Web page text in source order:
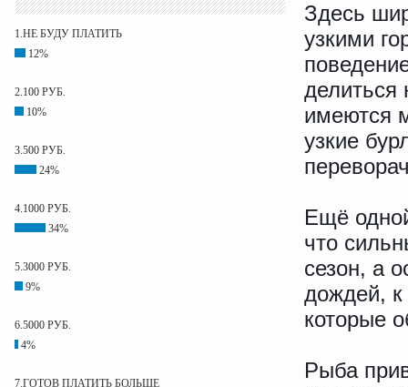
1.НЕ БУДУ ПЛАТИТЬ
12%
2.100 РУБ.
10%
3.500 РУБ.
24%
4.1000 РУБ.
34%
5.3000 РУБ.
9%
6.5000 РУБ.
4%
7.ГОТОВ ПЛАТИТЬ БОЛЬШЕ
Здесь
узкими
делиться
имеются
узкие
Ещё
что
сезон, а
дождей,
которые
Рыба